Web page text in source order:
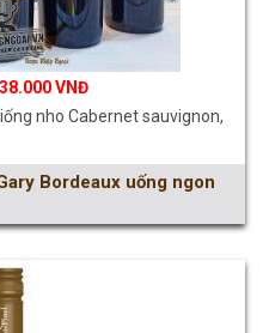
nho Cabernet sauvignon,
Bordeaux uống ngon